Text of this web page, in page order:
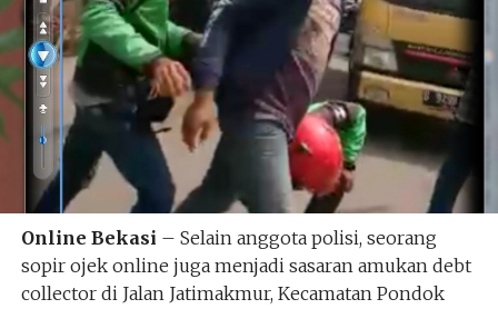
Online Bekasi – Selain anggota polisi, seorang
sopir ojek online juga menjadi sasaran amukan debt
collector di Jalan Jatimakmur, Kecamatan Pondok